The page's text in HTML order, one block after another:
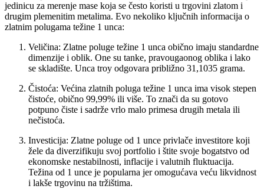
jedinicu za merenje mase koja se često koristi u trgovini zlatom i
drugim plemenitim metalima. Evo nekoliko ključnih informacija o
zlatnim polugama težine 1 unca:
Veličina: Zlatne poluge težine 1 unca obično imaju standardne
dimenzije i oblik. One su tanke, pravougaonog oblika i lako
se skladište. Unca troy odgovara približno 31,1035 grama.
Čistoća: Većina zlatnih poluga težine 1 unca ima visok stepen
čistoće, obično 99,99% ili više. To znači da su gotovo
potpuno čiste i sadrže vrlo malo primesa drugih metala ili
nečistoća.
Investicija: Zlatne poluge od 1 unce privlače investitore koji
žele da diverzifikuju svoj portfolio i štite svoje bogatstvo od
ekonomske nestabilnosti, inflacije i valutnih fluktuacija.
Težina od 1 unce je popularna jer omogućava veću likvidnost
i lakše trgovinu na tržištima.